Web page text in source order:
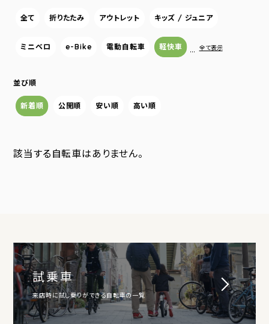
全て 折りたたみ アウトレット キッズ / ジュニア
ミニベロ e-Bike 電動自転車 軽快車 … 全て表示
並び順
新着順 公開順 安い順 高い順
該当する自転車はありません。
試乗車
来店時に試し乗りができる自転車の一覧